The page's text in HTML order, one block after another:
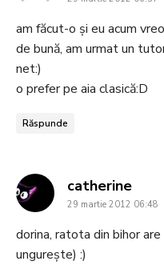
am făcut-o și eu acum
de bună, am urmat un
net:)
o prefer pe aia clasică:D
Răspunde
catherinesays:
29 martie 2012 06:48
dorina, ratota din bihor
ungureşte) :)